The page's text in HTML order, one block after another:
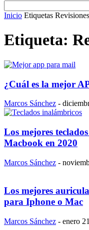
Inicio Etiquetas Revisiones
Etiqueta:
¿Cuál es la mejor
Marcos Sánchez -
Los mejores
Macbook en 2020
Marcos Sánchez -
Los mejores
para Iphone o Mac
Marcos Sánchez - enero